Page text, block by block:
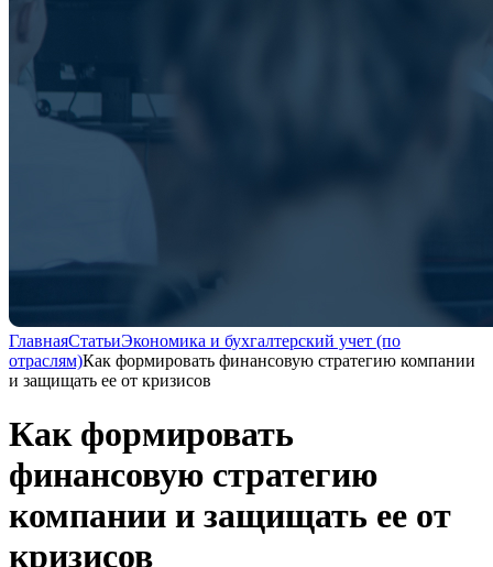
ГлавнаяСтатьиЭкономика и бухгалтерский учет (по
отраслям)Как формировать финансовую стратегию компании
и защищать ее от кризисов
Как формировать
финансовую стратегию
компании и защищать ее от
кризисов